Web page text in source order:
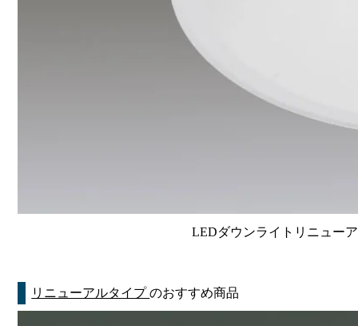
LEDダウンライトリニュー
リニューアルタイプのおすすめ商品